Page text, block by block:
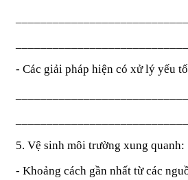
- Các giải pháp hiện có xử lý yếu
5. Vệ sinh môi trường xung quanh:
- Khoảng cách gần nhất từ các